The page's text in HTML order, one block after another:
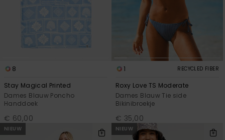
Riemen &
& sjaals
Hoeden &
mutsen
Technische
tassen
Snow
Accessoires
Snowboard
Surf
ROXY APP
8
Stay Magical Printed
Dames Blauw Poncho
Handdoek
€ 60,00
1 RECYCLED FIBER
Roxy Love TS Moderate
Dames Blauw Tie side
Bikinibroekje
€ 35,00
NIEUW NIEUW